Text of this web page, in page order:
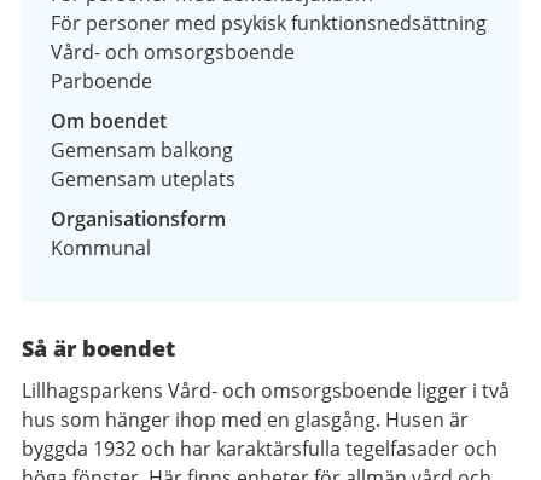
För personer med psykisk funktionsnedsättning
Vård- och omsorgsboende
Parboende
Om boendet
Gemensam balkong
Gemensam uteplats
Organisationsform
Kommunal
Så är boendet
Lillhagsparkens Vård- och omsorgsboende ligger i två
hus som hänger ihop med en glasgång. Husen är
byggda 1932 och har karaktärsfulla tegelfasader och